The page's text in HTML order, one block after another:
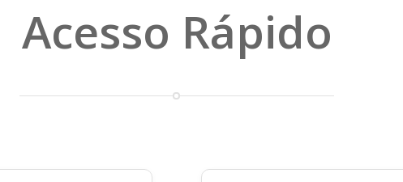
Acesso Rápido